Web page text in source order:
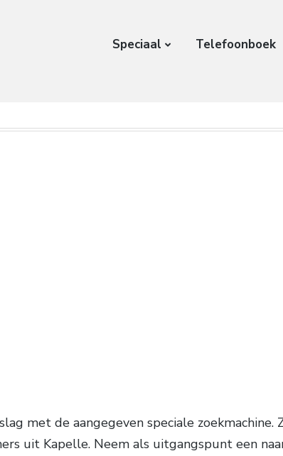
Speciaal Telefoonboek
met de aangegeven speciale zoekmachine.
uit Kapelle. Neem als uitgangspunt een